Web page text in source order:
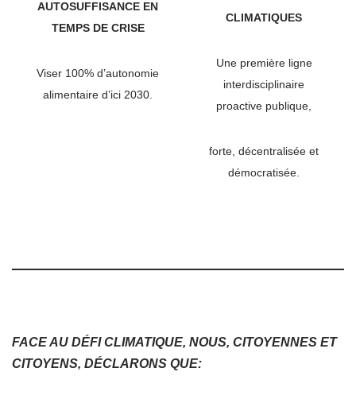
AUTOSUFFISANCE EN
TEMPS DE CRISE
Viser 100% d’autonomie
alimentaire d’ici 2030.
CLIMATIQUES
Une première ligne
interdisciplinaire
proactive publique,
forte, décentralisée et
démocratisée.
FACE AU DÉFI CLIMATIQUE, NOUS, CITOYENNES ET
CITOYENS, DÉCLARONS QUE: